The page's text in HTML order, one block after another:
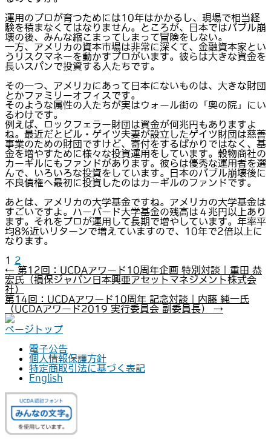
運用のプロが育つためには10年はかかるし、現場で相当経
験を積まなくてはなりません。ところが、日本ではバブル崩
壊の後、みんな縮こまってしまって冒険をしない。
一方、アメリカの資本市場は非常に深くて、金融資本家とい
うリスクマネーを動かすプロがいます。彼らは大きな資金を
長いスパンで投資する人たちです。
その一つ、アメリカにあって日本にないものは、大きな財団
とかファミリーオフィスです。
そのような属性の人たちが実はウォール街の「奥の院」にい
るわけです。
例えば、ロックフェラー財団は資金が何兆円もありますよ
ね。最近だとビル・ゲイツ夫妻が設立したゲイツ財団は慈善
事業のための財団ですけど、寄付をするばかりではなく、基
金を増やすために様々な投資運用をしています。穀物商社の
カーギルにもファンドがあります。彼らは優秀な運用者を選
んで、いろいろな投資をしています。日本のバブル崩壊後に
不良債権へ最初に投資したのはカーギルのファンドです。
あとは、アメリカの大学基金ですね。アメリカの大学基金は
すごいですよ。ハーバード大学基金の残高は４兆円以上あり
ます。それをプロが運用して長期で増やしています。年率平
均8%近いリターンで増えていますので、10年で2倍以上に
なります。
1
2
← 第12回：UCDAアワード10周年企画 特別対談｜重田 恭
宏氏（損保ジャパン日本興亜アセットマネジメント株式会
社）
第14回：UCDAアワード10周年 記念対談｜内藤 純一氏
（UCDAアワード2019 実行委員会 副委員長） →
ページトップ
電子公告
個人情報保護方針
特定商取引法に基づく表記
English